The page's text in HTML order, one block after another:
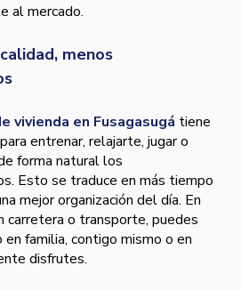
al mercado.
menos
vivienda en Fusagasugá tiene
entrenar, relajarte, jugar o
forma natural los
Esto se traduce en más tiempo
mejor organización del día. En
carretera o transporte, puedes
familia, contigo mismo o en
disfrutes.